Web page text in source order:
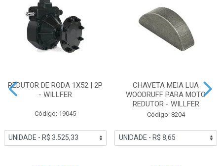
REDUTOR DE RODA 1X52 | 2P
- WILLFER
Código: 19045
CHAVETA MEIA LUA
WOODRUFF PARA MOTO
REDUTOR - WILLFER
Código: 8204